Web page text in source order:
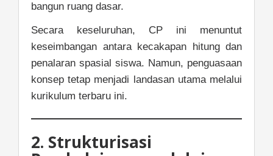
bangun ruang dasar.
Secara keseluruhan, CP ini menuntut
keseimbangan antara kecakapan hitung dan
penalaran spasial siswa. Namun, penguasaan
konsep tetap menjadi landasan utama melalui
kurikulum terbaru ini.
2. Strukturisasi